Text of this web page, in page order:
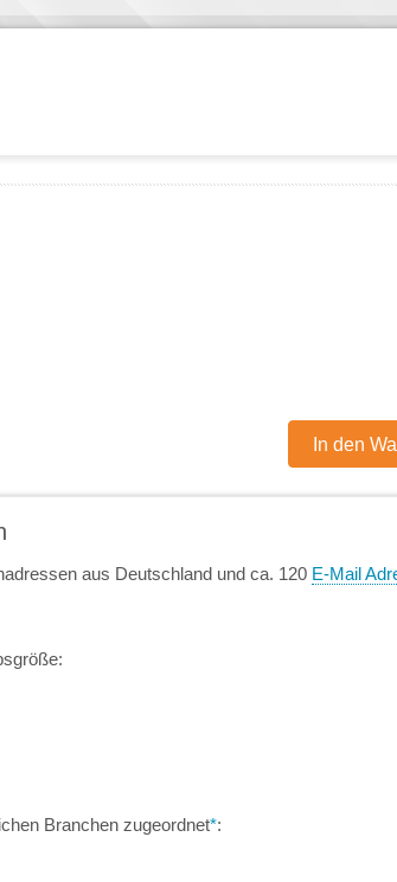
aus Deutschland und ca. 120 E-Mail
Branchen zugeordnet*: